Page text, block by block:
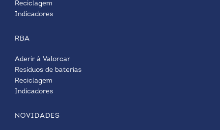
Reciclagem
Indicadores
RBA
Aderir à Valorcar
Resíduos de baterias
Reciclagem
Indicadores
NOVIDADES